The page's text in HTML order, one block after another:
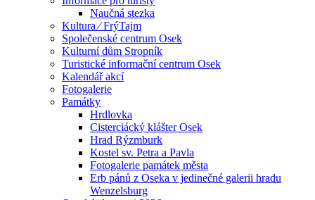
Naučná stezka
Kultura ⁄ FrýTajm
Společenské centrum Osek
Kulturní dům Stropník
Turistické informační centrum Osek
Kalendář akcí
Fotogalerie
Památky
Hrdlovka
Cisterciácký klášter Osek
Hrad Rýzmburk
Kostel sv. Petra a Pavla
Fotogalerie památek města
Erb pánů z Oseka v jedinečné galerii hradu
Wenzelsburg